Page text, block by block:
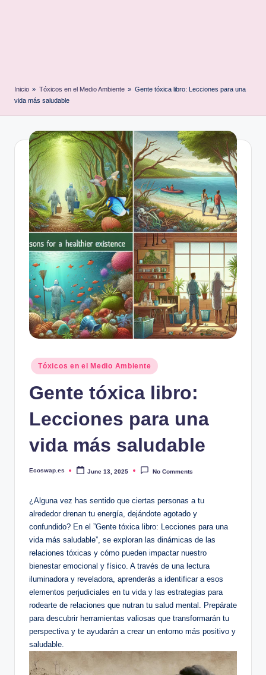
Inicio » Tóxicos en el Medio Ambiente » Gente tóxica libro: Lecciones para una
vida más saludable
Posted
in
Tóxicos en el Medio Ambiente
Gente tóxica libro:
Lecciones para una
vida más saludable
Posted
Ecoswap.es June 13, 2025 No Comments
¿Alguna vez has sentido ⁢que ⁢ciertas personas a tu
alrededor drenan tu energía, dejándote ‌agotado‍ y
confundido? En el ‌”Gente tóxica libro: Lecciones para​ una
vida más saludable”, se exploran‌ las dinámicas de las
relaciones tóxicas y cómo pueden impactar⁢ nuestro
bienestar emocional y físico. A través de una lectura
iluminadora y‌ reveladora, aprenderás ⁣a identificar a esos
elementos perjudiciales en tu ​vida⁤ y las estrategias para⁣
rodearte de‌ relaciones ‌que nutran tu salud mental. Prepárate
para descubrir herramientas valiosas que transformarán tu
perspectiva y ​te ayudarán a​ crear un entorno más positivo y
saludable.